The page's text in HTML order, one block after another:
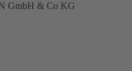
GmbH & Co KG